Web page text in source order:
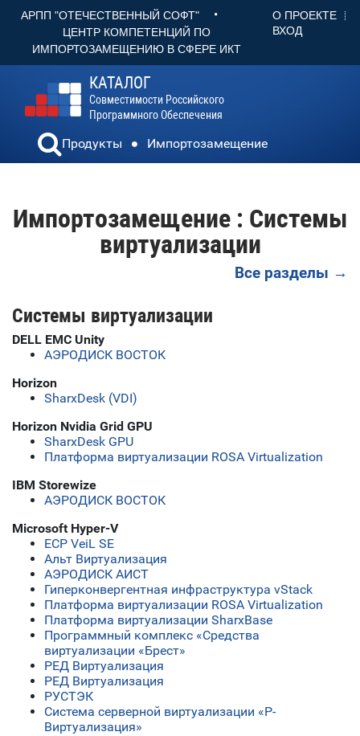
АРПП "ОТЕЧЕСТВЕННЫЙ СОФТ" •
ЦЕНТР КОМПЕТЕНЦИЙ ПО
ИМПОРТОЗАМЕЩЕНИЮ В СФЕРЕ ИКТ
О ПРОЕКТЕ
ВХОД
КАТАЛОГ
Совместимости Российского
Программного Обеспечения
Продукты Импортозамещение
Импортозамещение : Системы
виртуализации
Все разделы →
Системы виртуализации
DELL EMC Unity
АЭРОДИСК ВОСТОК
Horizon
SharxDesk (VDI)
Horizon Nvidia Grid GPU
SharxDesk GPU
Платформа виртуализации ROSA Virtualization
IBM Storewize
АЭРОДИСК ВОСТОК
Microsoft Hyper-V
ECP VeiL SE
Альт Виртуализация
АЭРОДИСК АИСТ
Гиперконвергентная инфраструктура vStack
Платформа виртуализации ROSA Virtualization
Платформа виртуализации SharxBase
Программный комплекс «Средства
виртуализации «Брест»
РЕД Виртуализация
РЕД Виртуализация
РУСТЭК
Система серверной виртуализации «Р-
Виртуализация»